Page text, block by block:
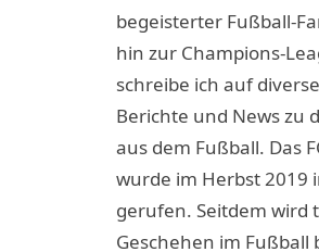
begeisterter Fußball-
hin zur Champions-
schreibe ich auf
Berichte und News zu
aus dem Fußball. Das
wurde im Herbst 2019
gerufen. Seitdem wird
Geschehen im Fußball